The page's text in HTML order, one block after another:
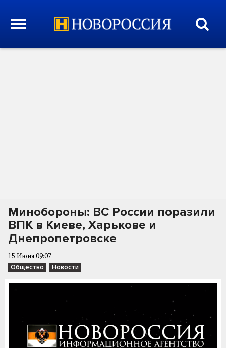
Минобороны: ВС России поразили
ВПК в Киеве, Харькове и
Днепропетровске
15 Июня 09:07
Общество Новости